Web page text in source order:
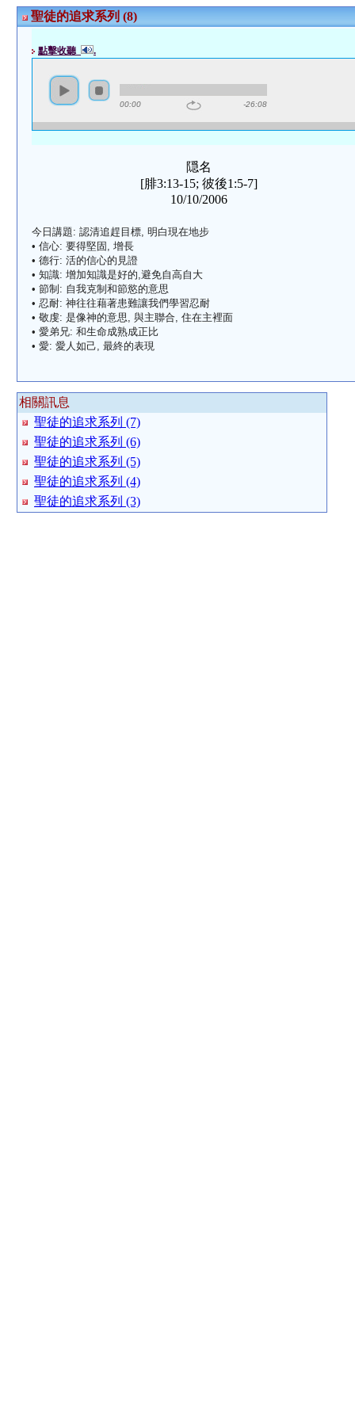
聖徒的追求系列 (8)
點擊收聽 .
00:00 -26:08
隠名
[腓3:13-15; 彼後1:5-7]
10/10/2006
今日講題: 認清追趕目標, 明白現在地步
• 信心: 要得堅固, 增長
• 德行: 活的信心的見證
• 知識: 增加知識是好的,避免自高自大
• 節制: 自我克制和節慾的意思
• 忍耐: 神往往藉著患難讓我們學習忍耐
• 敬虔: 是像神的意思, 與主聯合, 住在主裡面
• 愛弟兄: 和生命成熟成正比
• 愛: 愛人如己, 最終的表現
相關訊息
聖徒的追求系列 (7)
聖徒的追求系列 (6)
聖徒的追求系列 (5)
聖徒的追求系列 (4)
聖徒的追求系列 (3)